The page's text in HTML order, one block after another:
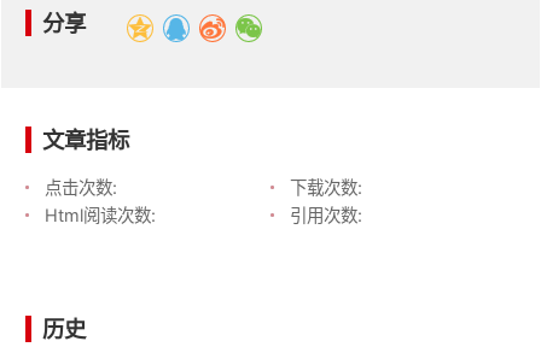
分享
文章指标
点击次数:
下载次数:
Html阅读次数:
引用次数:
历史